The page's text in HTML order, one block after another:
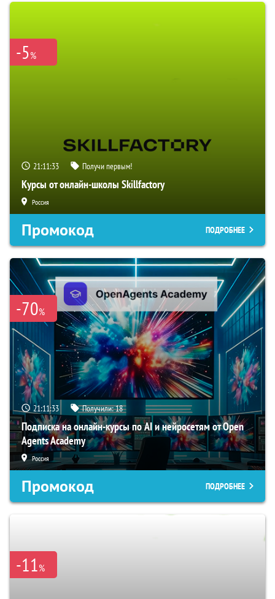
-5%
21:11:32 Получи первым!
Курсы от онлайн-школы Skillfactory
Россия
Промокод ПОДРОБНЕЕ
-70%
21:11:32 Получили:18
Подписка на онлайн-курсы по AI и нейросетям от Open
Agents Academy
Россия
Промокод ПОДРОБНЕЕ
-11%